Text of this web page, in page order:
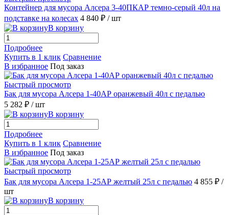
Контейнер для мусора Алсера 3-40ПКАР темно-серый 40л на
подставке на колесах 4 840 ₽ / шт
В корзину
Подробнее
Купить в 1 клик Сравнение
В избранное Под заказ
Быстрый просмотр
Бак для мусора Алсера 1-40АР оранжевый 40л с педалью
5 282 ₽ / шт
В корзину
Подробнее
Купить в 1 клик Сравнение
В избранное Под заказ
Быстрый просмотр
Бак для мусора Алсера 1-25АР желтый 25л с педалью 4 855 ₽ /
шт
В корзину